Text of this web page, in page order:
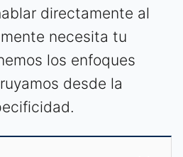
directamente al
necesita tu
los enfoques
desde la